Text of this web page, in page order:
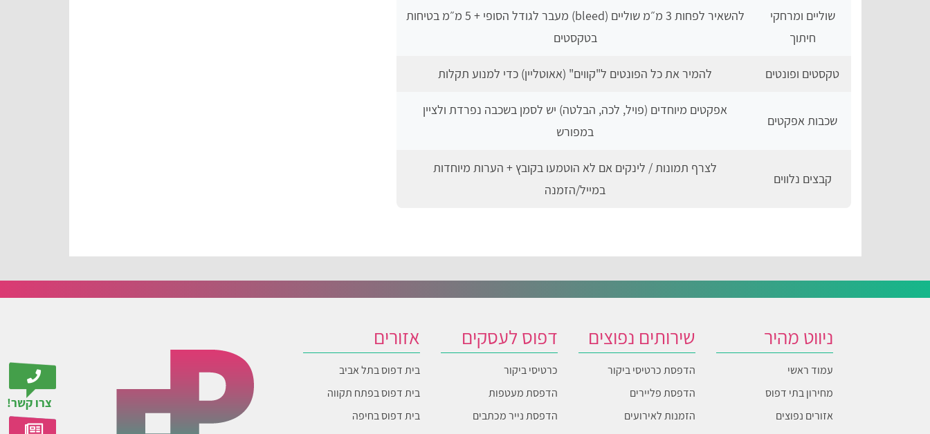
צרו קשר!
שוליים ומרחקי
חיתוך
להשאיר לפחות 3 מ״מ שוליים (bleed) מעבר לגודל הסופי + 5 מ״מ בטיחות
בטקסטים
טקסטים ופונטים להמיר את כל הפונטים ל"קווים" (אאוטליין) כדי למנוע תקלות
שכבות אפקטים
אפקטים מיוחדים (פויל, לכה, הבלטה) יש לסמן בשכבה נפרדת ולציין
במפורש
קבצים נלווים
לצרף תמונות / לינקים אם לא הוטמעו בקובץ + הערות מיוחדות
במייל/הזמנה
ניווט מהיר
עמוד ראשי
מחירון בתי דפוס
אזורים נפוצים
שירותים נפוצים
הדפסת כרטיסי ביקור
הדפסת פליירים
הזמנות לאירועים
דפוס לעסקים
כרטיסי ביקור
הדפסת מעטפות
הדפסת נייר מכתבים
אזורים
בית דפוס בתל אביב
בית דפוס בפתח תקווה
בית דפוס בחיפה